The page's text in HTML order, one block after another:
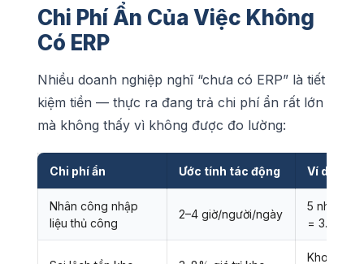
Chi Phí Ẩn Của Việc Không
Có ERP
Nhiều doanh nghiệp nghĩ “chưa có ERP” là tiết
kiệm tiền — thực ra đang trả chi phí ẩn rất lớn
mà không thấy vì không được đo lường:
Chi phí ẩn Ước tính tác động Ví dụ
Nhân công nhập
liệu thủ công
2–4 giờ/người/ngày
5 nhân
= 3.750
Kho 5 tỷ